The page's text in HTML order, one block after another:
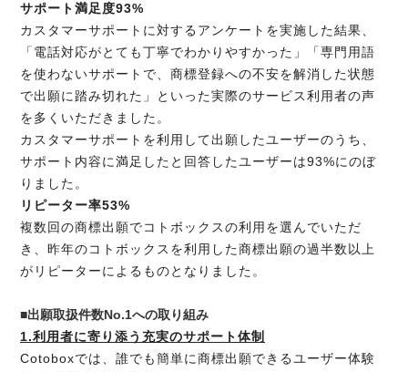
サポート満足度93%
カスタマーサポートに対するアンケートを実施した結果、
「電話対応がとても丁寧でわかりやすかった」「専門用語
を使わないサポートで、商標登録への不安を解消した状態
で出願に踏み切れた」といった実際のサービス利用者の声
を多くいただきました。
カスタマーサポートを利用して出願したユーザーのうち、
サポート内容に満足したと回答したユーザーは93%にのぼ
りました。
リピーター率53%
複数回の商標出願でコトボックスの利用を選んでいただ
き、昨年のコトボックスを利用した商標出願の過半数以上
がリピーターによるものとなりました。
■出願取扱件数No.1への取り組み
1.利用者に寄り添う充実のサポート体制
Cotoboxでは、誰でも簡単に商標出願できるユーザー体験